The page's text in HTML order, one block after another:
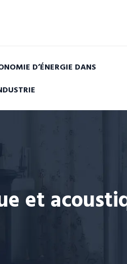
D’ÉNERGIE DANS
et